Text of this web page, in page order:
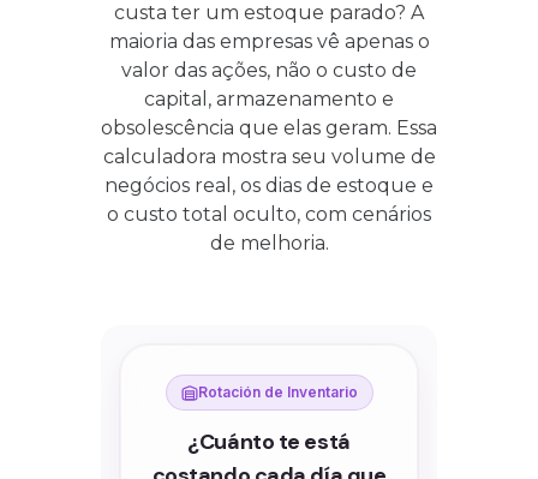
custa ter um estoque parado? A
maioria das empresas vê apenas o
valor das ações, não o custo de
capital, armazenamento e
obsolescência que elas geram. Essa
calculadora mostra seu volume de
negócios real, os dias de estoque e
o custo total oculto, com cenários
de melhoria.